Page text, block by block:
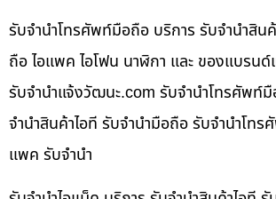
รับจำนำโทรศัพท์มือถือ บริการ รับจำนำสิน
ถือ ไอแพค ไอโฟน นาฬิกา และ ของแบรนด์
รับจํานําแจ้งวัฒนะ.com รับจำนำโทรศัพท์
จำนำสินค้าไอที รับจำนำมือถือ รับจำนำโทร
แพค รับจำนำ